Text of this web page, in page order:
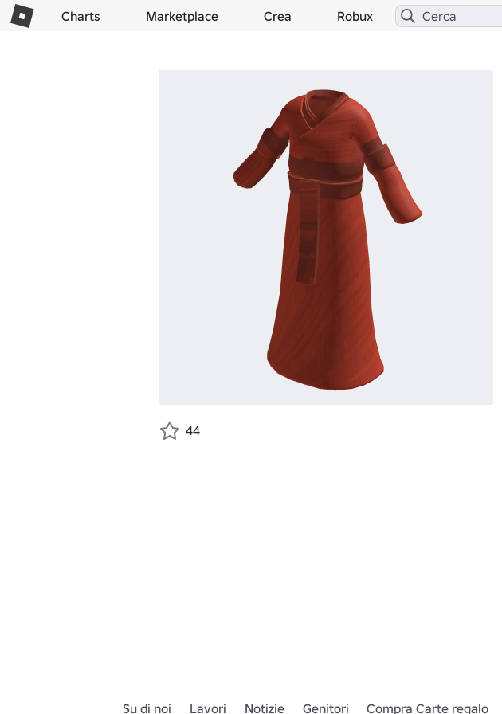
Charts Marketplace Crea Robux
44
Su di noi Lavori Notizie Genitori Compra Carte regalo